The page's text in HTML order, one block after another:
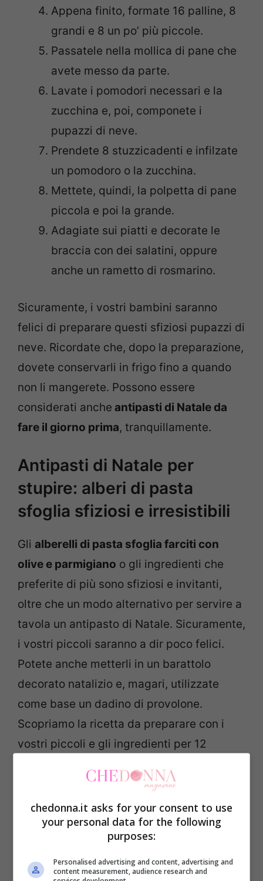
Appena finito, formate 16 palline, 8
grandi e 8 un po’ più piccole.
Passatele nella mollica di pane che
avete messo da parte.
Lavate i pomodori necessari e la
zucchina e, poi, componete i
pupazzi di neve.
Prendete 8 stuzzicadenti e infilzate
un pomodoro o la zucchina.
Mettete, quindi, la polpetta di pane
piccola e poi la grande.
Adagiate sui piatti e decorate le
braccia con dei salatini, oppure
anche un rametto di rosmarino.
Sicuramente, i vostri bambini saranno
felici di preparare questi sfiziosi pupazzi di
neve. Ricordate che, dopo la preparazione,
dovete conservarli in frigo fino a quando
non li mangerete. Possono essere
considerati anche antipasti di Natale da
fare il giorno prima, tranquillamente.
Antipasti di Natale per
stupire: alberi di pasta
sfoglia sfiziosi e irresistibili
Gli alberelli di pasta sfoglia farciti con
olive e parmigiano o gli ingredienti che
preferite di più sono sfiziosi e invitanti,
oltre che un modo alternativo per servire a
tavola un antipasto di Natale. Sicuramente,
i vostri piccoli saranno a dir poco felici.
Potete anche metterli in un barattolo
decorato natalizio e, magari, utilizzate
come base un dadino di provolone.
Scopriamo la ricetta da preparare con i
vostri piccoli e gli ingredienti per 12
chedonna.it asks for your consent to use
your personal data for the following
purposes:
Personalised advertising and content, advertising and
content measurement, audience research and